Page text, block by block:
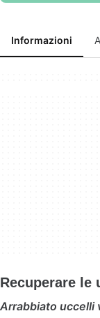
Informazioni
Recuperare le
Arrabbiato uccelli